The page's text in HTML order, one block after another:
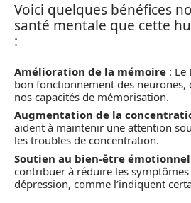
Voici quelques bénéfices
santé mentale que cette
:
Amélioration de la mémoire : Le
bon fonctionnement des neurones,
nos capacités de mémorisation.
Augmentation de la
aident à maintenir une attention
les troubles de concentration.
Soutien au bien-être émotionnel
contribuer à réduire les symptômes
dépression, comme l’indiquent